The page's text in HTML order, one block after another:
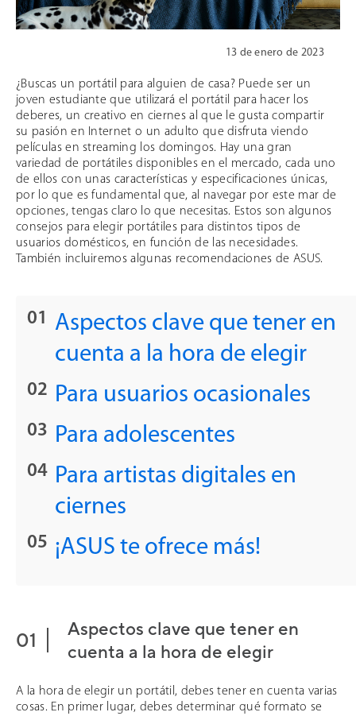
13 de enero de 2023
¿Buscas un portátil para alguien de casa? Puede ser un
joven estudiante que utilizará el portátil para hacer los
deberes, un creativo en ciernes al que le gusta compartir
su pasión en Internet o un adulto que disfruta viendo
películas en streaming los domingos. Hay una gran
variedad de portátiles disponibles en el mercado, cada uno
de ellos con unas características y especificaciones únicas,
por lo que es fundamental que, al navegar por este mar de
opciones, tengas claro lo que necesitas. Estos son algunos
consejos para elegir portátiles para distintos tipos de
usuarios domésticos, en función de las necesidades.
También incluiremos algunas recomendaciones de ASUS.
Aspectos clave que tener en
cuenta a la hora de elegir
Para usuarios ocasionales
Para adolescentes
Para artistas digitales en
ciernes
¡ASUS te ofrece más!
Aspectos clave que tener en
cuenta a la hora de elegir
A la hora de elegir un portátil, debes tener en cuenta varias
cosas. En primer lugar, debes determinar qué formato se